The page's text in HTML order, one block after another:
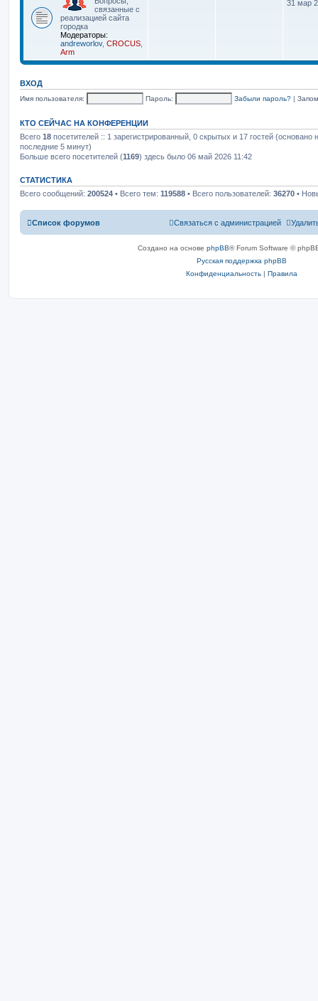
связанные с
реализацией сайта
городка
Модераторы:
andreworlov, CROCUS
Arm
р
п
д
м
у
е
н
31 мар
ВХОД
Имя пользователя: Пароль: Забыли пароль? |
КТО СЕЙЧАС НА КОНФЕРЕНЦИИ
Всего 18 посетителей :: 1 зарегистрированный, 0 скрытых и 17 гостей (основано
последние 5 минут)
Больше всего посетителей (1169) здесь было 06 май 2026 11:42
СТАТИСТИКА
Всего сообщений: 200524 • Всего тем: 119588 • Всего пользователей: 36270 •
Список форумов Связаться с администрацией
Создано на основе phpBB® Forum Software ©
Русская поддержка phpBB
Конфиденциальность | Правила